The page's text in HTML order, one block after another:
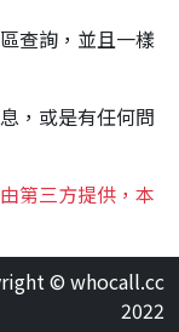
查詢，並且一樣
，或是有任何問
第三方提供，本
© whocall.cc
2022